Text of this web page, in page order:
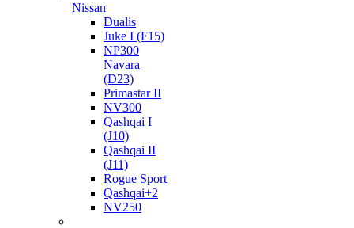
Nissan
Dualis
Juke I (F15)
NP300
Navara
(D23)
Primastar II
NV300
Qashqai I
(J10)
Qashqai II
(J11)
Rogue Sport
Qashqai+2
NV250